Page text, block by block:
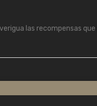
las recompensas que